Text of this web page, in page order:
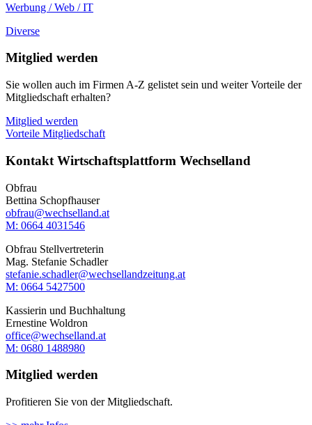
Werbung / Web / IT
Diverse
Mitglied werden
Sie wollen auch im Firmen A-Z gelistet sein und weiter Vorteile der
Mitgliedschaft erhalten?
Mitglied werden
Vorteile Mitgliedschaft
Kontakt Wirtschaftsplattform Wechselland
Obfrau
Bettina Schopfhauser
obfrau@wechselland.at
M: 0664 4031546
Obfrau Stellvertreterin
Mag. Stefanie Schadler
stefanie.schadler@wechsellandzeitung.at
M: ‭0664 5427500‬
Kassierin und Buchhaltung
Ernestine Woldron
office@wechselland.at
M: ‭0680 1488980‬
Mitglied werden
Profitieren Sie von der Mitgliedschaft.